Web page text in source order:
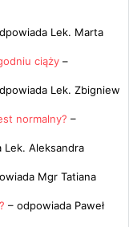
Lek. Marta
ciąży –
Lek. Zbigniew
normalny? –
Lek. Aleksandra
Mgr Tatiana
– odpowiada Paweł